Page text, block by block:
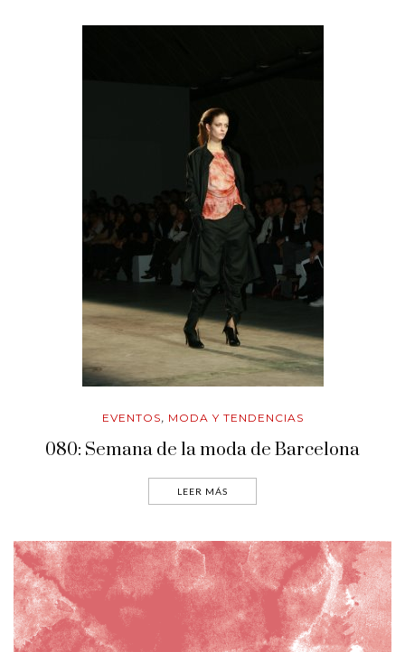
EVENTOS, MODA Y TENDENCIAS
080: Semana de la moda de Barcelona
LEER MÁS